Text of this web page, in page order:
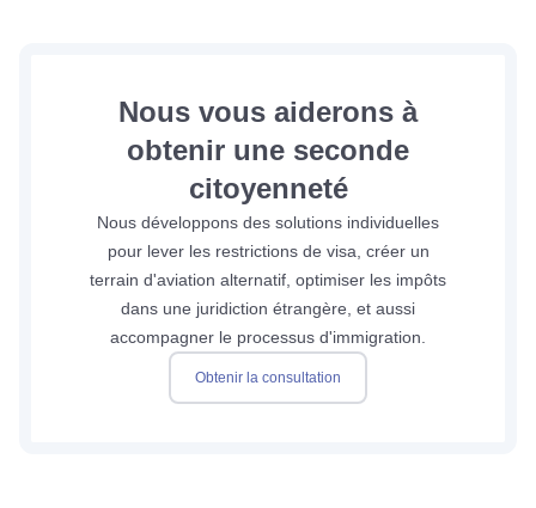
Nous vous aiderons à
obtenir une seconde
citoyenneté
Nous développons des solutions individuelles
pour lever les restrictions de visa, créer un
terrain d'aviation alternatif, optimiser les impôts
dans une juridiction étrangère, et aussi
accompagner le processus d'immigration.
Obtenir la consultation